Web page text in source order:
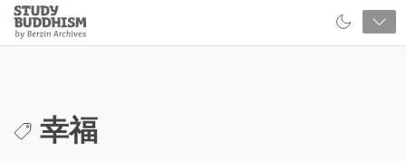
Close
Study
Buddhism
幸福